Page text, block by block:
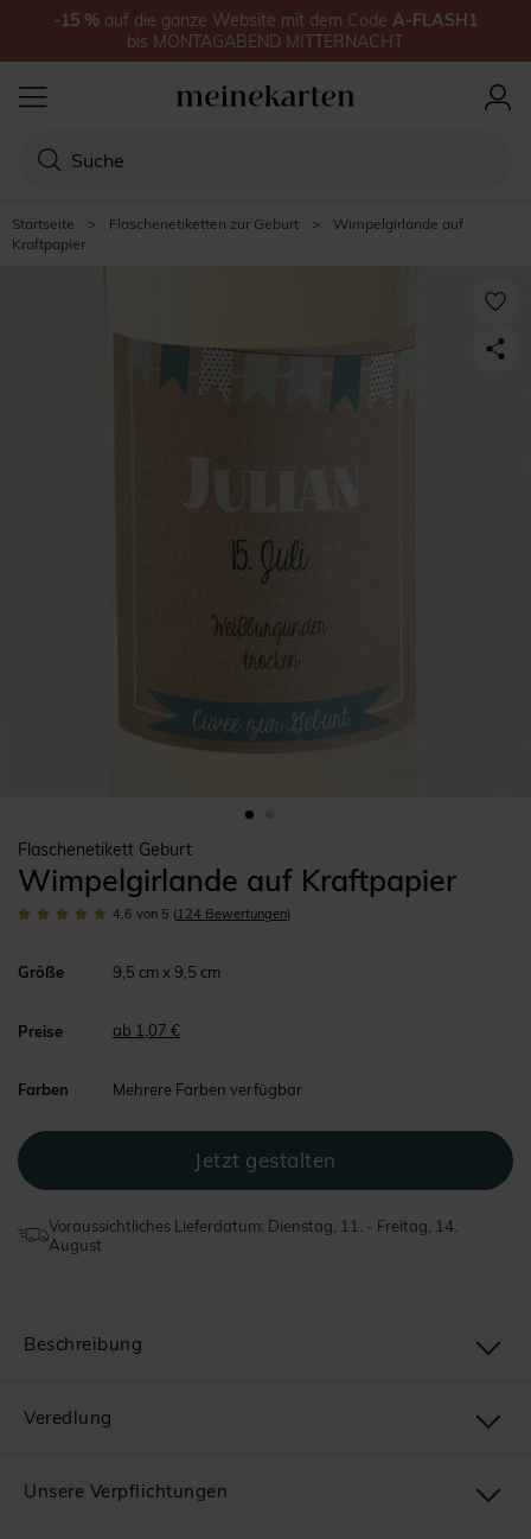
Startseite > Flaschenetiketten zur Geburt >
Wimpelgirlande auf
Kraftpapier
Flaschenetikett Geburt
Wimpelgirlande auf Kraftpapier
4.6 von 5 (124 Bewertungen)
Größe 9,5 cm x 9,5 cm
Preise ab 1,07 €
Farben Mehrere Farben verfügbar
Voraussichtliches Lieferdatum: Dienstag, 11. - Freitag, 14.
August
Beschreibung
Veredlung
Unsere Verpflichtungen
-15 % auf die ganze Website mit dem Code A-FLASH1
bis MONTAGABEND MITTERNACHT